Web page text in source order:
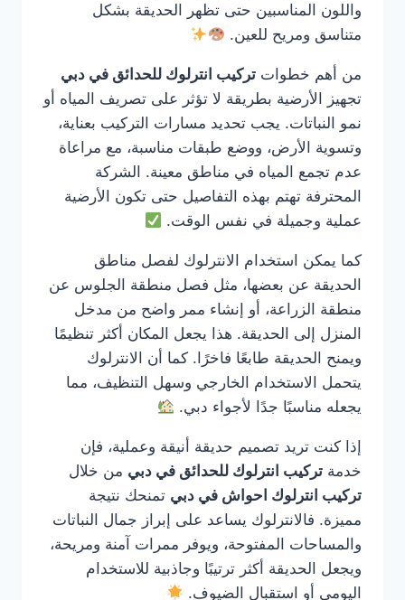
واللون المناسبين حتى تظهر الحديقة بشكل
متناسق ومريح للعين.
من أهم خطوات تركيب انترلوك للحدائق في دبي
تجهيز الأرضية بطريقة لا تؤثر على تصريف المياه أو
نمو النباتات. يجب تحديد مسارات التركيب بعناية،
وتسوية الأرض، ووضع طبقات مناسبة، مع مراعاة
عدم تجمع المياه في مناطق معينة. الشركة
المحترفة تهتم بهذه التفاصيل حتى تكون الأرضية
عملية وجميلة في نفس الوقت.
كما يمكن استخدام الانترلوك لفصل مناطق
الحديقة عن بعضها، مثل فصل منطقة الجلوس عن
منطقة الزراعة، أو إنشاء ممر واضح من مدخل
المنزل إلى الحديقة. هذا يجعل المكان أكثر تنظيمًا
ويمنح الحديقة طابعًا فاخرًا. كما أن الانترلوك
يتحمل الاستخدام الخارجي وسهل التنظيف، مما
يجعله مناسبًا جدًا لأجواء دبي.
إذا كنت تريد تصميم حديقة أنيقة وعملية، فإن
خدمة تركيب انترلوك للحدائق في دبي من خلال
تركيب انترلوك احواش في دبي تمنحك نتيجة
مميزة. فالانترلوك يساعد على إبراز جمال النباتات
والمساحات المفتوحة، ويوفر ممرات آمنة ومريحة،
ويجعل الحديقة أكثر ترتيبًا وجاذبية للاستخدام
اليومي أو استقبال الضيوف.